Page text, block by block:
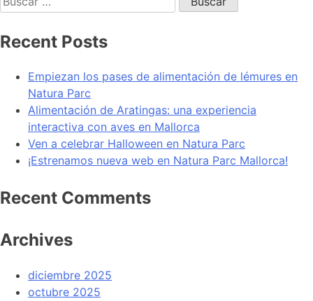
Recent Posts
Empiezan los pases de alimentación de lémures en
Natura Parc
Alimentación de Aratingas: una experiencia
interactiva con aves en Mallorca
Ven a celebrar Halloween en Natura Parc
¡Estrenamos nueva web en Natura Parc Mallorca!
Recent Comments
Archives
diciembre 2025
octubre 2025